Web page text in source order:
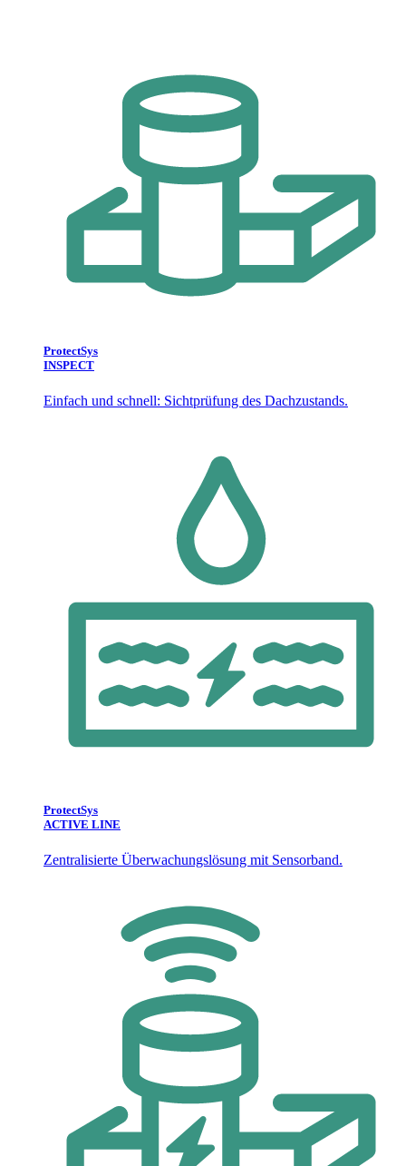
ProtectSys
INSPECT
Einfach und schnell: Sichtprüfung des Dachzustands.
ProtectSys
ACTIVE LINE
Zentralisierte Überwachungslösung mit Sensorband.